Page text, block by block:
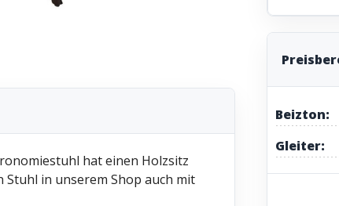
Beizton:
Gleiter:
hat einen Holzsitz
in unserem Shop auch mit